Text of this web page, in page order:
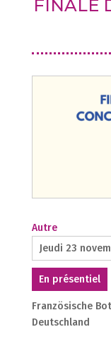
FINALE
Autre
Jeudi 23
En présentiel
Französische
Deutschland